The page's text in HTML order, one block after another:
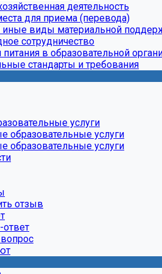
деятельность
для приема (перевода)
иные виды материальной
сотрудничество
питания в образовательной
стандарты и требования
услуги
образовательные услуги
образовательные услуги
отзыв
ответ